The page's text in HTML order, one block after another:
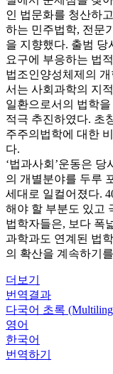
인 법문화를 청산하
하는 민주법학, 전문
을 지향했다. 출범 당
요구에 부응하는 법
법조인양성체제의
서는 사회과학의 지
일환으로서의 법학
적극 추진하였다. 초
주주의법학에 대한
다.
‘법과사회’운동은
의 개별분야를 두루
세대로 일컬어졌다.
해야 할 부분도 있고
법학자들은, 보다 폭
과학과도 연계된 법
의 확산을 계속하기
더보기
번역결과
다국어 초록
영어
한국어
번역하기